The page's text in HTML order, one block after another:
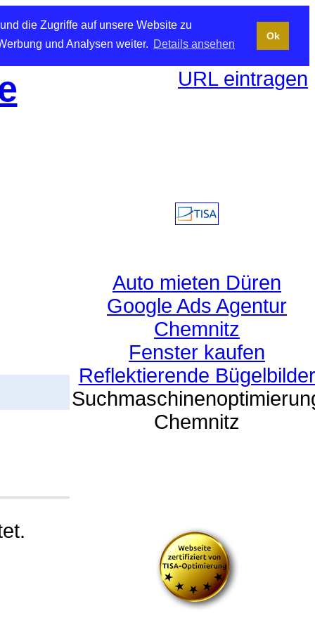
die Zugriffe auf unsere Website zu
und Analysen weiter. Details ansehen
Ok
URL eintragen
Auto mieten Düren
Google Ads Agentur
Chemnitz
Fenster kaufen
Reflektierende Bügelbilder
Chemnitz